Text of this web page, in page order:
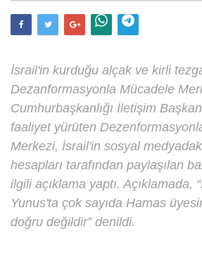
İsrail'in kurduğu alçak ve kirli
Dezanformasyonla Mücadele
Cumhurbaşkanlığı İletişim
faaliyet yürüten
Merkezi, İsrail'in sosyal
hesapları tarafından paylaşılan
ilgili açıklama yaptı. Açıklamada,
Yunus'ta çok sayıda Hamas
doğru değildir” denildi.